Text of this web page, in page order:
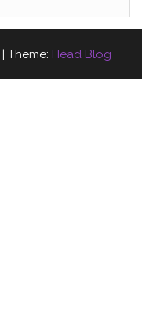
| Theme: Head Blog